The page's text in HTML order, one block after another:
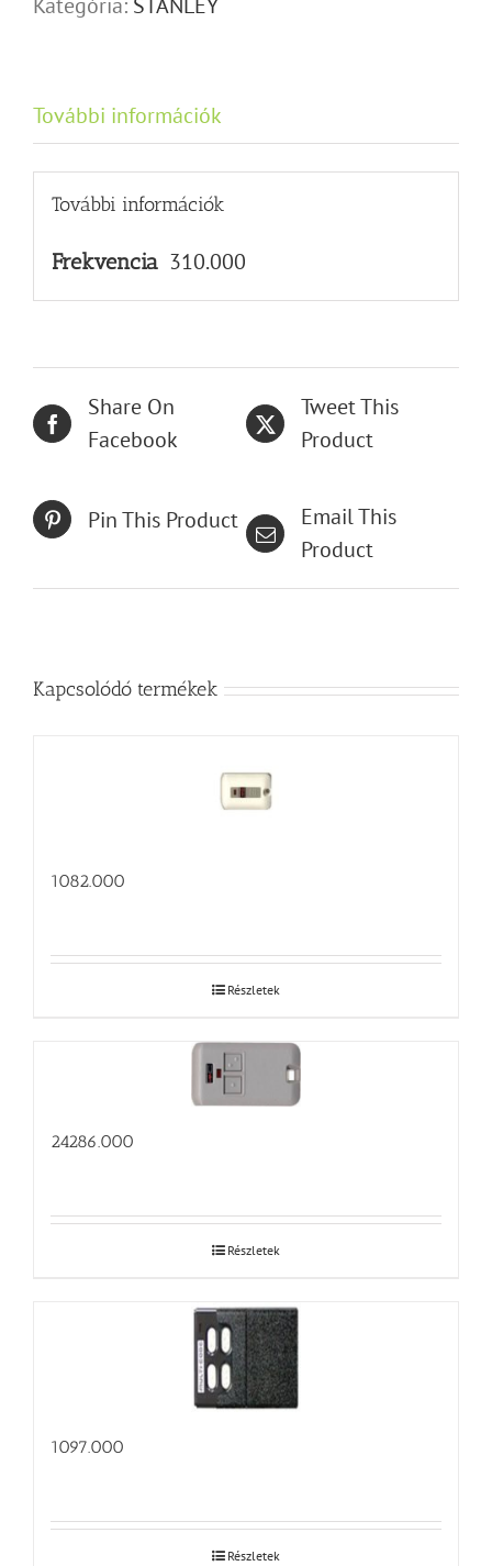
További információk
További információk
Frekvencia 310.000
Share On
Facebook
Tweet This
Product
Pin This Product
Email This
Product
Kapcsolódó termékek
1082.000
Részletek
24286.000
Részletek
1097.000
Részletek